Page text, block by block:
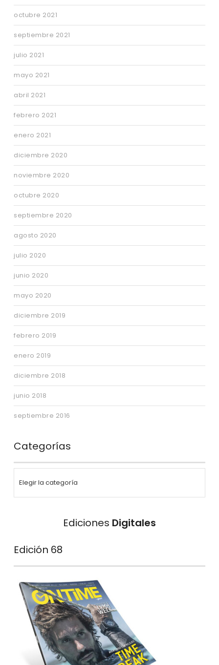
octubre 2021
septiembre 2021
julio 2021
mayo 2021
abril 2021
febrero 2021
enero 2021
diciembre 2020
noviembre 2020
octubre 2020
septiembre 2020
agosto 2020
julio 2020
junio 2020
mayo 2020
diciembre 2019
febrero 2019
enero 2019
diciembre 2018
junio 2018
septiembre 2016
Categorías
Ediciones Digitales
Edición 68